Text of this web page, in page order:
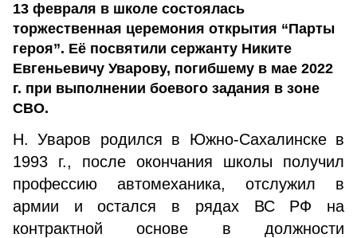
13 февраля в школе состоялась
торжественная церемония открытия “Парты
героя”. Её посвятили сержанту Никите
Евгеньевичу Уварову, погибшему в мае 2022
г. при выполнении боевого задания в зоне
СВО.
Н. Уваров родился в Южно-Сахалинске в
1993 г., после окончания школы получил
профессию автомеханика, отслужил в
армии и остался в рядах ВС РФ на
контрактной основе в должности